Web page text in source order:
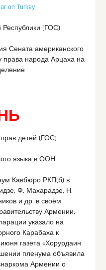
on Turkey
(ГОС)
Сената американского
права народа Арцаха на
детей (ГОС)
языка в ООН
Кавбюро РКП(б) в
Ф. Махарадзе, Н.
и др. в своём
Армении,
указало на
Карабаха к
газета «Хорурдаин
пленума объявила
Армении о